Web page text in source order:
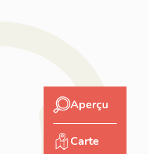
Aperçu
Carte